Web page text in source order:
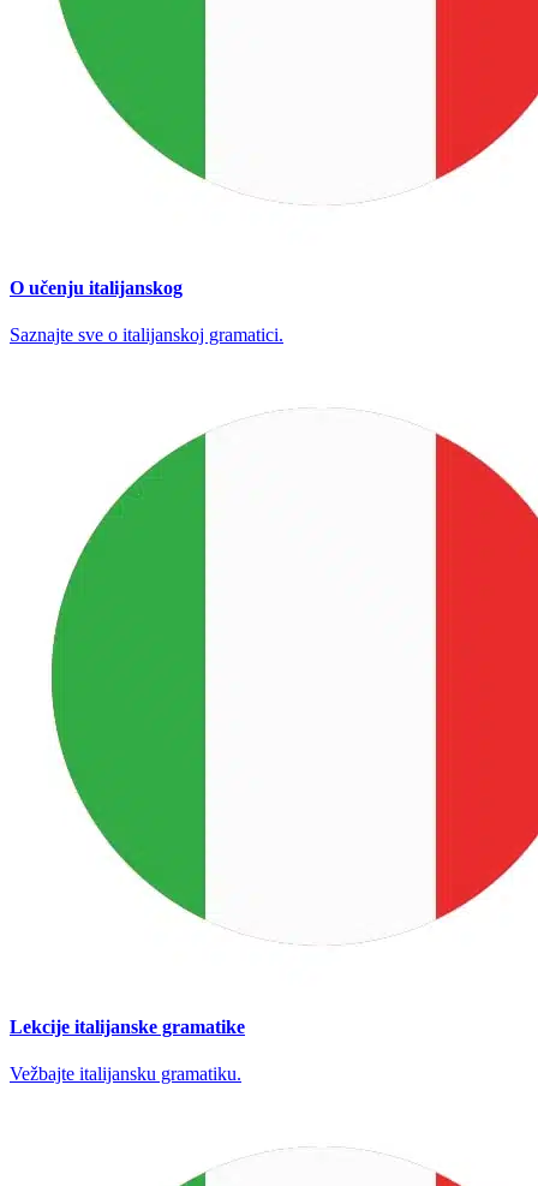
O učenju italijanskog
Saznajte sve o italijanskoj gramatici.
Lekcije italijanske gramatike
Vežbajte italijansku gramatiku.